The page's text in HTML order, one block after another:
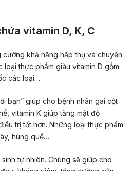
vitamin D, K, C
khả năng hấp thụ và chuyển
thực phẩm giàu vitamin D gồm
các loại…
bạn” giúp cho bệnh nhân gai cột
vitamin K giúp tăng mật độ
trị tốt hơn. Những loại thực phẩm
húng quế…
tự nhiên. Chúng sẽ giúp cho